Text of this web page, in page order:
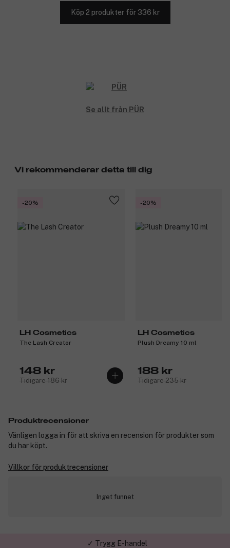
Köp 2 produkter för 336 kr
Se allt från PÜR
Vi rekommenderar detta till dig
-20%
LH Cosmetics
The Lash Creator
148 kr
Tidigare 186 kr
-20%
LH Cosmetics
Plush Dreamy 10 ml
188 kr
Tidigare 235 kr
Produktrecensioner
Vänligen logga in för att skriva en recension för produkter som
du har köpt.
Villkor för produktrecensioner
Inget funnet
✓ Trygg E-handel